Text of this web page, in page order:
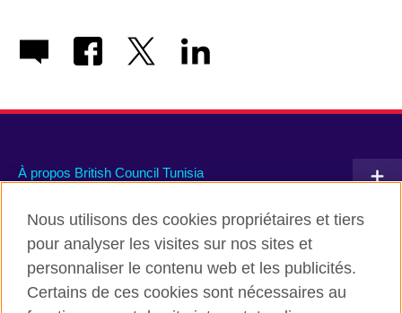
À propos British Council Tunisia
Communiquez avec nous
TikTok
Nous utilisons des cookies propriétaires et tiers
pour analyser les visites sur nos sites et
personnaliser le contenu web et les publicités.
Certains de ces cookies sont nécessaires au